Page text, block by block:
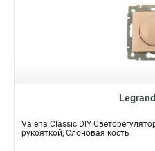
Valena Classic DIY
рукояткой, Слоновая кость